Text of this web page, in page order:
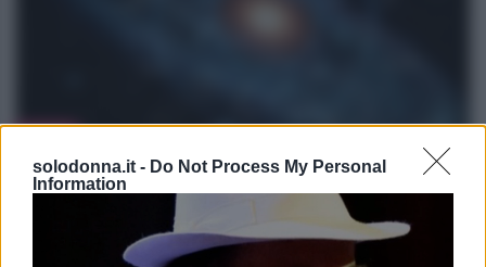
solodonna.it - Do Not Process My Personal
Information
Oroscopo del pomeriggio, sabato 8 agosto
Lo sapevi che...